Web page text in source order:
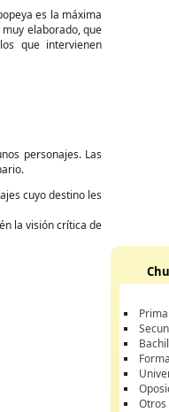
es la máxima
elaborado, que
que intervienen
personajes. Las
cuyo destino les
la visión crítica de
Otros